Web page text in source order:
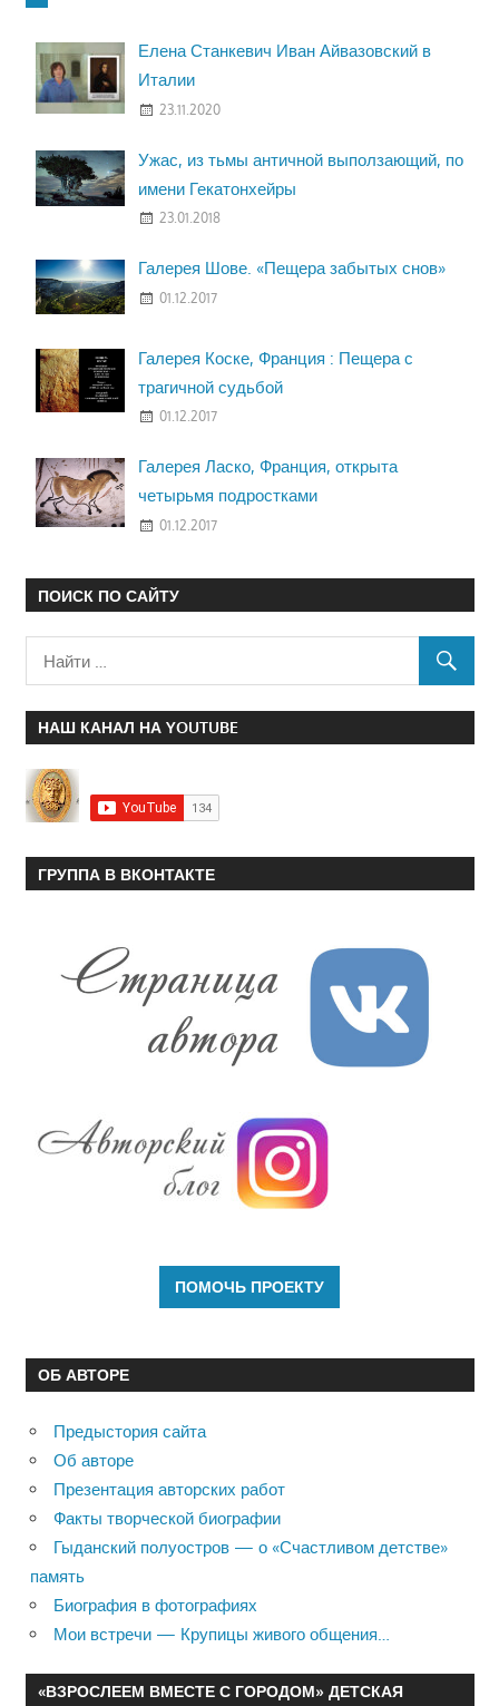
Елена Станкевич Иван Айвазовский в
Италии
23.11.2020
Ужас, из тьмы античной выползающий, по
имени Гекатонхейры
23.01.2018
Галерея Шове. «Пещера забытых снов»
01.12.2017
Галерея Коске, Франция : Пещера с
трагичной судьбой
01.12.2017
Галерея Ласко, Франция, открыта
четырьмя подростками
01.12.2017
ПОИСК ПО САЙТУ
НАШ КАНАЛ НА YOUTUBE
ГРУППА В ВКОНТАКТЕ
ОБ АВТОРЕ
Предыстория сайта
Об авторе
Презентация авторских работ
Факты творческой биографии
Гыданский полуостров — о «Счастливом детстве»
память
Биография в фотографиях
Мои встречи — Крупицы живого общения…
«ВЗРОСЛЕЕМ ВМЕСТЕ С ГОРОДОМ» ДЕТСКАЯ